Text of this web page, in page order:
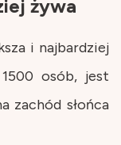
żywa
i najbardziej
osób, jest
zachód słońca